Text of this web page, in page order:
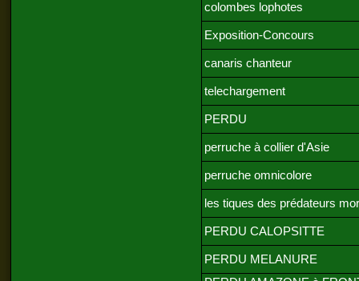
colombes lophotes
Exposition-Concours
canaris chanteur
telechargement
PERDU
perruche à collier d'Asie
perruche omnicolore
les tiques des prédateurs
PERDU CALOPSITTE
PERDU MELANURE